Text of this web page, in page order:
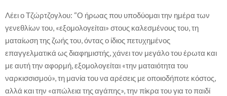
Λέει ο Τζώρτζογλου: “Ο ήρωας που υποδύομαι την ημέρα των
γενεθλίων του, «εξομολογείται» στους καλεσμένους του, τη
ματαίωση της ζωής του, όντας ο ίδιος πετυχημένος
επαγγελματικά ως διαφημιστής, χάνει τον μεγάλο του έρωτα και
με αυτή την αφορμή, εξομολογείται «την ματαιότητα του
ναρκισσισμού», τη μανία του να αρέσεις με οποιοδήποτε κόστος,
αλλά και την «απώλεια της αγάπης», την πίκρα του για το παιδί